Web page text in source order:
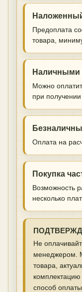
Предоплата
товара,
Наличными
Можно
при получении
Оплата на
Покупка
Возможность
несколько
Не
менеджером.
товара,
способ оплаты.